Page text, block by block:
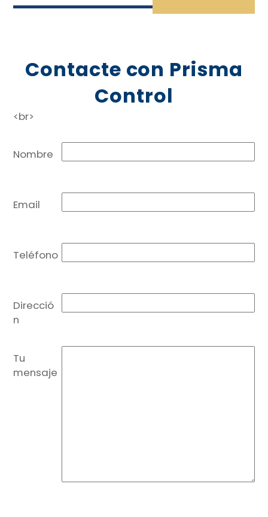
Contacte con Prisma
Control
<br>
Nombre
Email
Teléfono
Direcció
n
Tu
mensaje